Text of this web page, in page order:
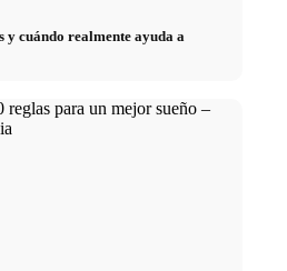
y cuándo realmente ayuda a